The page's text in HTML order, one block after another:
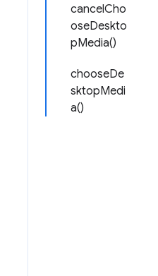
cancelCho
oseDeskto
pMedia()
chooseDe
sktopMedi
a()